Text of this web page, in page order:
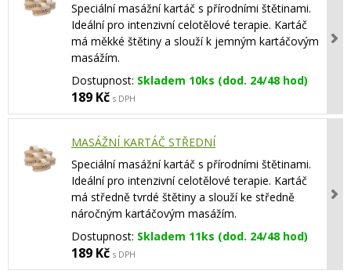
Speciální masážní kartáč s přírodními štětinami.
Ideální pro intenzivní celotělové terapie. Kartáč
má měkké štětiny a slouží k jemným kartáčovým
masážím.
Dostupnost: Skladem 10ks (dod. 24/48 hod)
189 Kč s DPH
MASÁŽNÍ KARTÁČ STŘEDNÍ
Speciální masážní kartáč s přírodními štětinami.
Ideální pro intenzivní celotělové terapie. Kartáč
má středně tvrdé štětiny a slouží ke středně
náročným kartáčovým masážím.
Dostupnost: Skladem 11ks (dod. 24/48 hod)
189 Kč s DPH